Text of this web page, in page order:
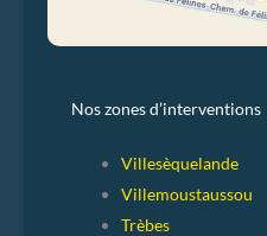
Nos zones d’interventions
Villesèquelande
Villemoustaussou
Trèbes